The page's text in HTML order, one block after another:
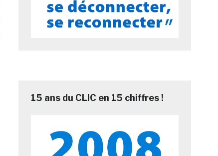
15 ans du CLIC en 15 chiffres !